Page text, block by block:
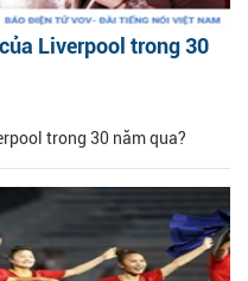
Liverpool trong 30
trong 30 năm qua?